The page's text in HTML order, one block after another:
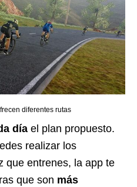
diferentes rutas
día el plan propuesto.
realizar los
que entrenes, la app te
que son más